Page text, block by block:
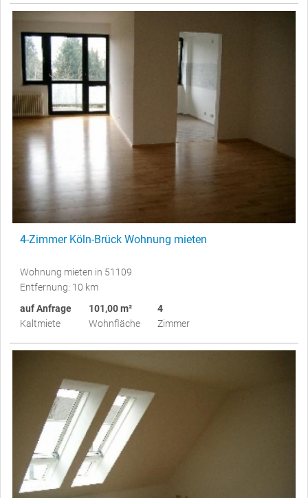
4-Zimmer Köln-Brück Wohnung mieten
Wohnung mieten in 51109
Entfernung: 10 km
auf Anfrage
Kaltmiete
101,00 m²
Wohnfläche
4
Zimmer